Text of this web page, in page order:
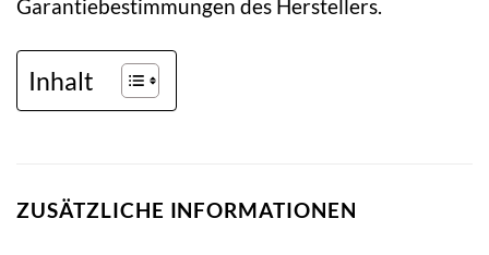
Garantiebestimmungen des Herstellers.
Inhalt
ZUSÄTZLICHE INFORMATIONEN